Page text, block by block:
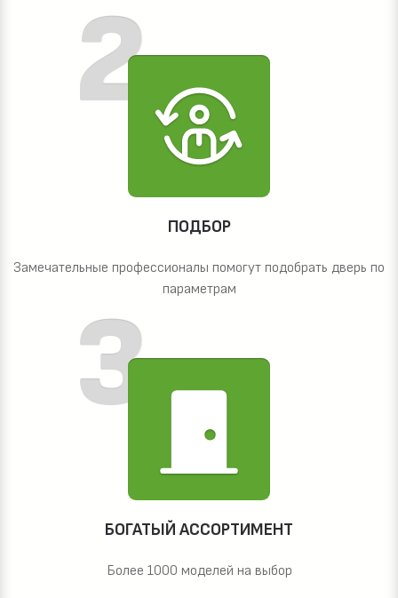
ПОДБОР
Замечательные профессионалы помогут подобрать дверь по
параметрам
БОГАТЫЙ АССОРТИМЕНТ
Более 1000 моделей на выбор